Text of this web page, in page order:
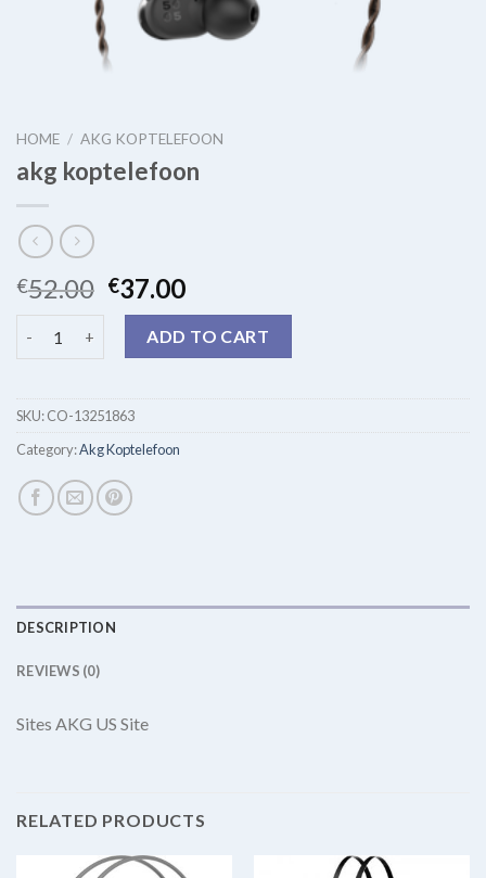
HOME / AKG KOPTELEFOON
akg koptelefoon
€52.00 €37.00
akg koptelefoon quantityADD TO CART
SKU:CO-13251863
Category:Akg Koptelefoon
DESCRIPTION
REVIEWS (0)
Sites AKG US Site
RELATED PRODUCTS